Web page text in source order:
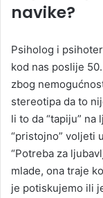
navike?
Psiholog i
kod nas poslije
zbog
stereotipa da to
li to da “tapiju” na
“pristojno” voljeti
“Potreba za
mlade, ona traje
je potiskujemo ili